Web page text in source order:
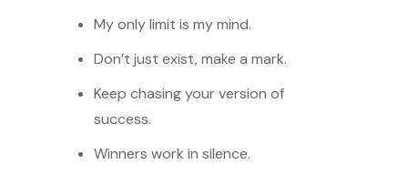
My only limit is my mind.
Don’t just exist, make a mark.
Keep chasing your version of
success.
Winners work in silence.